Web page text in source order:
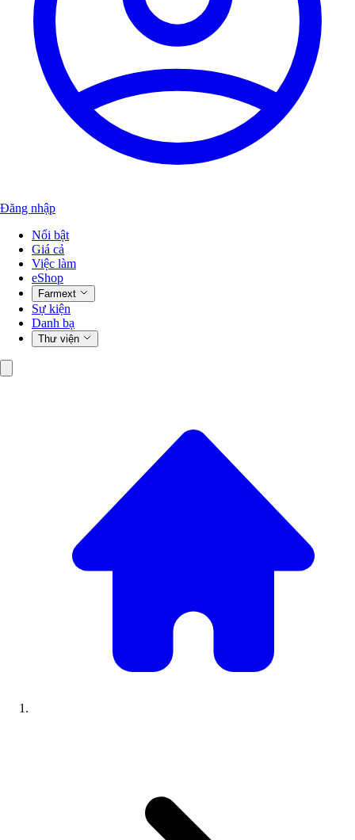
Đăng nhập
Nổi bật
Giá cả
Việc làm
eShop
Farmext
Sự kiện
Danh bạ
Thư viện